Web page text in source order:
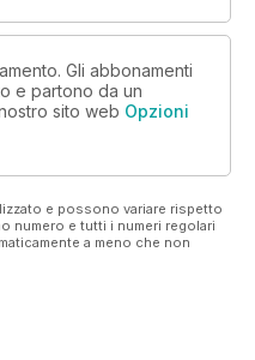
Gli abbonamenti
e partono da un
sito web Opzioni
e possono variare rispetto
numero e tutti i numeri regolari
a meno che non